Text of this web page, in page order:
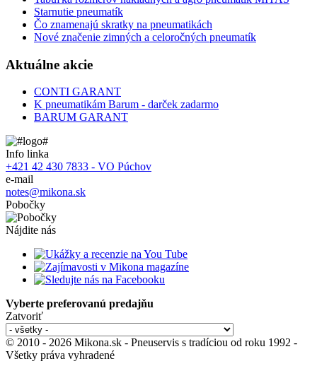
Starnutie pneumatík
Čo znamenajú skratky na pneumatikách
Nové značenie zimných a celoročných pneumatík
Aktuálne akcie
CONTI GARANT
K pneumatikám Barum - darček zadarmo
BARUM GARANT
Info linka
+421 42 430 7833 - VO Púchov
e-mail
notes@mikona.sk
Pobočky
Nájdite nás
Vyberte preferovanú predajňu
Zatvoriť
© 2010 - 2026 Mikona.sk - Pneuservis s tradíciou od roku 1992 -
Všetky práva vyhradené